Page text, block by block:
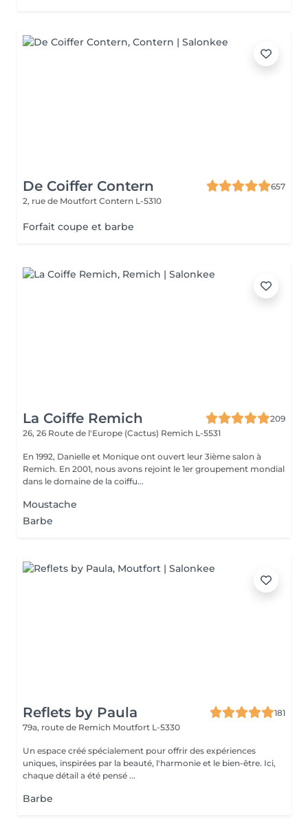
De Coiffer Contern
657
2, rue de Moutfort Contern L-5310
Forfait coupe et barbe
La Coiffe Remich
209
26, 26 Route de l'Europe (Cactus) Remich L-5531
En 1992, Danielle et Monique ont ouvert leur 3ième salon à
Remich. En 2001, nous avons rejoint le 1er groupement mondial
dans le domaine de la coiffu...
Moustache
Barbe
Reflets by Paula
181
79a, route de Remich Moutfort L-5330
Un espace créé spécialement pour offrir des expériences
uniques, inspirées par la beauté, l'harmonie et le bien-être. Ici,
chaque détail a été pensé ...
Barbe